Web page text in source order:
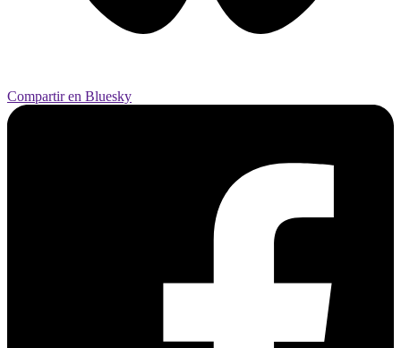
Compartir en Bluesky